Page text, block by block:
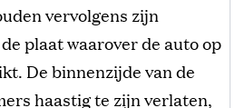
vervolgens zijn
plaat waarover de auto op
De binnenzijde van de
haastig te zijn verlaten,